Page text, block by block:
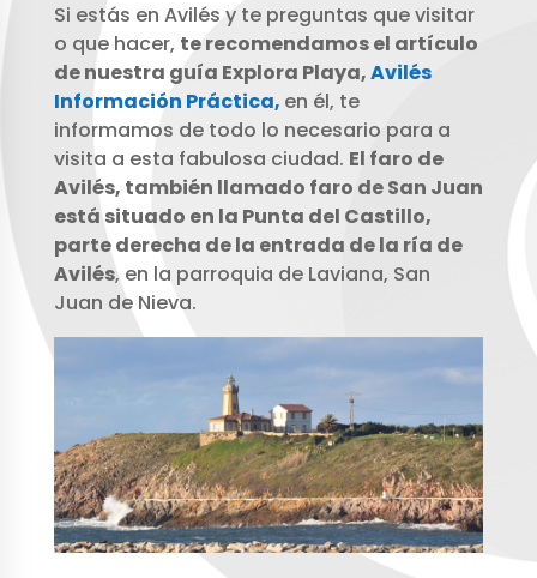
Si estás en Avilés y te preguntas que visitar
o que hacer, te recomendamos el artículo
de nuestra guía Explora Playa,Avilés
Información Práctica, en él, te
informamos de todo lo necesario para a
visita a esta fabulosa ciudad. El faro de
Avilés, también llamado faro de San Juan
está situado en la Punta del Castillo,
parte derecha de la entrada de la ría de
Avilés, en la parroquia de Laviana, San
Juan de Nieva.